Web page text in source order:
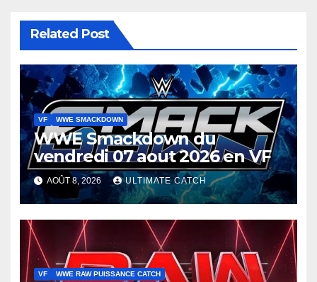
Related Post
VF WWE SMACKDOWN
WWE Smackdown du
vendredi 07 aout 2026 en VF
AOÛT 8, 2026 ULTIMATE CATCH
VF WWE RAW PUISSANCE CATCH